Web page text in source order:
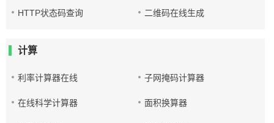
HTTP状态码查询 二维码在线生成
计算
利率计算器在线 子网掩码计算器
在线科学计算器 面积换算器